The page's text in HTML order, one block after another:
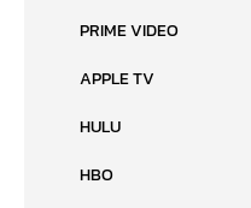
PRIME VIDEO
APPLE TV
HULU
HBO